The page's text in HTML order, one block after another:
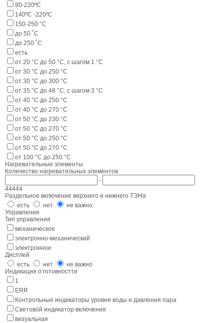
80-220ºС
140ºС -220ºС
150-250 °C
до 50 ˚С
до 250 ˚С
есть
от 20 °С до 50 °С, с шагом 1 °С
от 30 °C до 250 °C
от 30 °C до 300 °C
от 35 °С до 48 °С, с шагом 3 °С
от 40 °С до 250 °C
от 40 °С до 270 °C
от 50 °C до 230 °C
от 50 °C до 270 °C
от 50 °С до 250 °С
от 50 °С до 270 °С
от 100 °С до 250 °С
Нагревательные элементы
Количество нагревательных элементов
-
44444
Раздельное включение верхнего и нижнего ТЭНа
есть
нет
не важно
Управление
Тип управления
механическое
электронно-механический
электронное
Дисплей
есть
нет
не важно
Индикация о готовностти
1
ERR
Контрольные индикаторы уровня воды и давления пара
Световой индикатор включения
визуальная